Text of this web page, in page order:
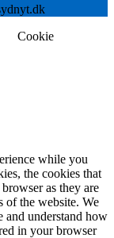
Cookie
while you
the cookies that
as they are
of the website. We
and understand how
in your browser